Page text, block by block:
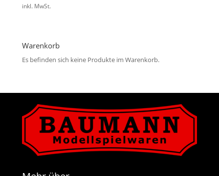
inkl. MwSt.
Warenkorb
Es befinden sich keine Produkte im Warenkorb.